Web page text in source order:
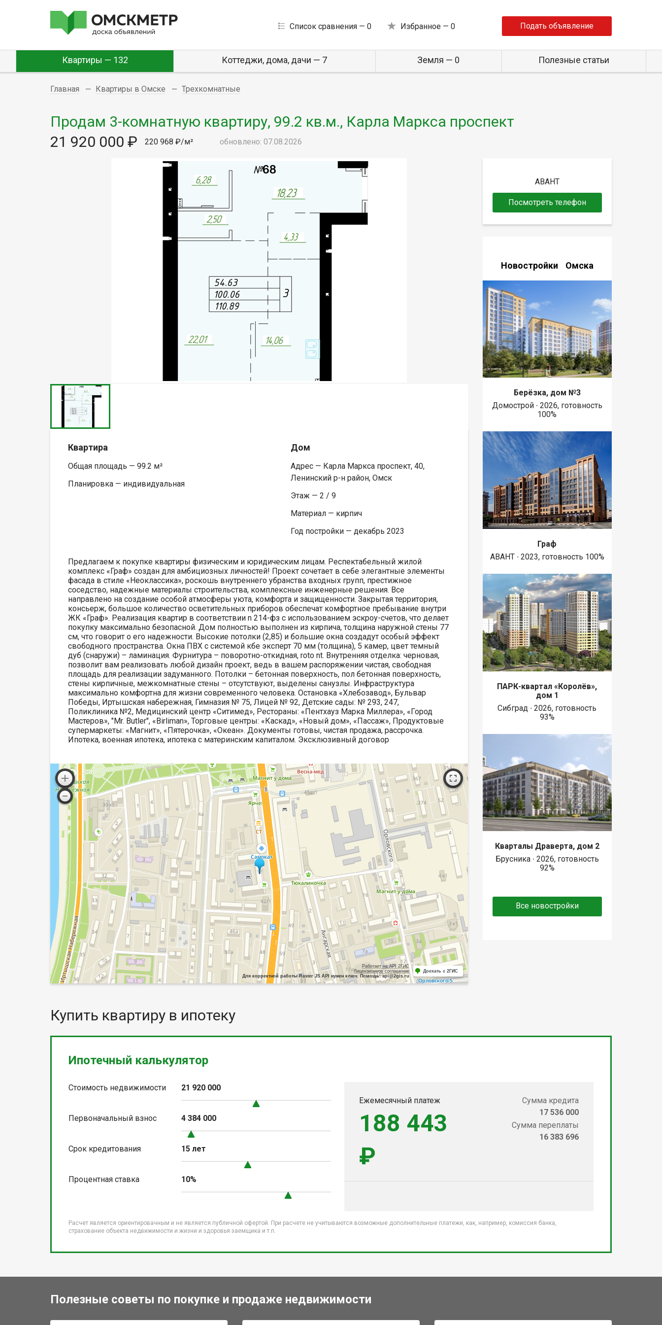
Список сравнения — 0 Избранное — 0 Подать объявление
Квартиры — 132 Коттеджи, дома, дачи — 7 Земля — 0 Полезные статьи
Главная Квартиры в Омске Трехкомнатные
Продам 3-комнатную квартиру, 99.2 кв.м., Карла Маркса проспект
21 920 000 ₽
220 968 ₽/м² обновлено: 07.08.2026
Квартира
Общая площадь — 99.2 м²
Планировка — индивидуальная
Дом
Адрес — Карла Маркса проспект, 40,
Ленинский р-н район, Омск
Этаж — 2 / 9
Материал — кирпич
Год постройки — декабрь 2023
Предлагаем к покупке квартиры физическим и юридическим лицам. Респектабельный жилой
комплекс «Граф» создан для амбициозных личностей! Проект сочетает в себе элегантные элементы
фасада в стиле «Неоклассика», роскошь внутреннего убранства входных групп, престижное
соседство, надежные материалы строительства, комплексные инженерные решения. Все
направлено на создание особой атмосферы уюта, комфорта и защищенности. Закрытая территория,
консьерж, большое количество осветительных приборов обеспечат комфортное пребывание внутри
ЖК «Граф». Реализация квартир в соответствии n 214-фз с использованием эскроу-счетов, что делает
покупку максимально безопасной. Дом полностью выполнен из кирпича, толщина наружной стены 77
см, что говорит о его надежности. Высокие потолки (2,85) и большие окна создадут особый эффект
свободного пространства. Окна ПВХ с системой кбе эксперт 70 мм (толщина), 5 камер, цвет темный
дуб (снаружи) – ламинация. Фурнитура – поворотно-откидная, roto nt. Внутренняя отделка: черновая,
позволит вам реализовать любой дизайн проект, ведь в вашем распоряжении чистая, свободная
площадь для реализации задуманного. Потолки – бетонная поверхность, пол бетонная поверхность,
стены кирпичные, межкомнатные стены – отсутствуют, выделены санузлы. Инфраструктура
максимально комфортна для жизни современного человека. Остановка «Хлебозавод», Бульвар
Победы, Иртышская набережная, Гимназия № 75, Лицей № 92, Детские сады: № 293, 247,
Поликлиника №2, Медицинский центр «Ситимед», Рестораны: «Пентхауз Марка Миллера», «Город
Мастеров», "Mr. Butler", «Birliman», Торговые центры: «Каскад», «Новый дом», «Пассаж», Продуктовые
супермаркеты: «Магнит», «Пятерочка», «Океан». Документы готовы, чистая продажа, рассрочка.
Ипотека, военная ипотека, ипотека с материнским капиталом. Эксклюзивный договор
Работает на API 2ГИС
Лицензионное соглашение
Для корректной работы Raster JS API нужен ключ. Помощь: api@2gis.ru
Доехать с 2ГИС
АВАНТ
Посмотреть телефон
Новостройки Омска
Берёзка, дом №3
Домострой ∙ 2026, готовность
100%
Граф
АВАНТ ∙ 2023, готовность 100%
ПАРК-квартал «Королёв»,
дом 1
Сибград ∙ 2026, готовность
93%
Кварталы Драверта, дом 2
Брусника ∙ 2026, готовность
92%
Все новостройки
Купить квартиру в ипотеку
Ипотечный калькулятор
Стоимость недвижимости 21 920 000
Первоначальный взнос 4 384 000
Срок кредитования 15 лет
Процентная ставка 10%
Ежемесячный платеж
188 443
₽
Сумма кредита
17 536 000
Сумма переплаты
16 383 696
Расчет является ориентировачным и не является публичной офертой. При расчете не учитываются возможные дополнительные платежи, как, например, комиссия банка,
страхование объекта недвижимости и жизни и здоровья заемщика и т.п.
Полезные советы по покупке и продаже недвижимости